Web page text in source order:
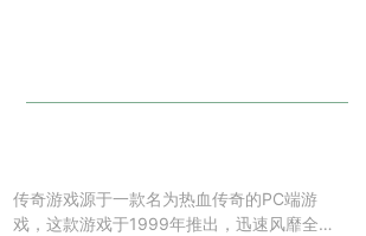
传奇游戏源于一款名为热血传奇的PC端游
戏，这款游戏于1999年推出，迅速风靡全